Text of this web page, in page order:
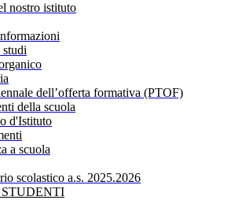
nostro istituto
dell’offerta formativa (PTOF)
della scuola
d'Istituto
a scuola
scolastico a.s. 2025.2026